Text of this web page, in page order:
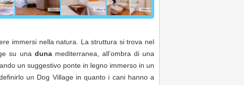
immersi nella natura. La struttura si trova nel
su una dunamediterranea, all’ombra di una
un suggestivo ponte in legno immerso in un
un Dog Village in quanto i cani hanno a